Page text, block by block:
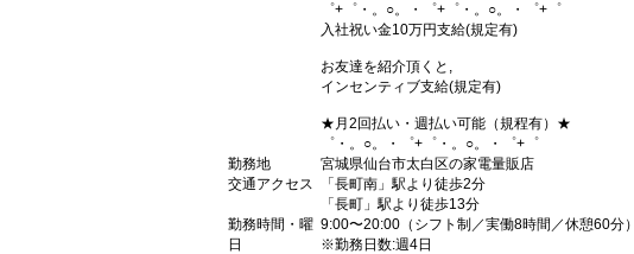
゜+゜・。○。・゜+゜・。○。・゜+゜
入社祝い金10万円支給(規定有)
お友達を紹介頂くと,
インセンティブ支給(規定有)
★月2回払い・週払い可能（規程有）★
゜・。○。・゜+゜・。○。・゜+゜
勤務地
宮城県仙台市太白区の家電量販店
交通アクセス
「長町南」駅より徒歩2分
「長町」駅より徒歩13分
勤務時間・曜
日
9:00〜20:00（シフト制／実働8時間／休憩60分）
※勤務日数:週4日